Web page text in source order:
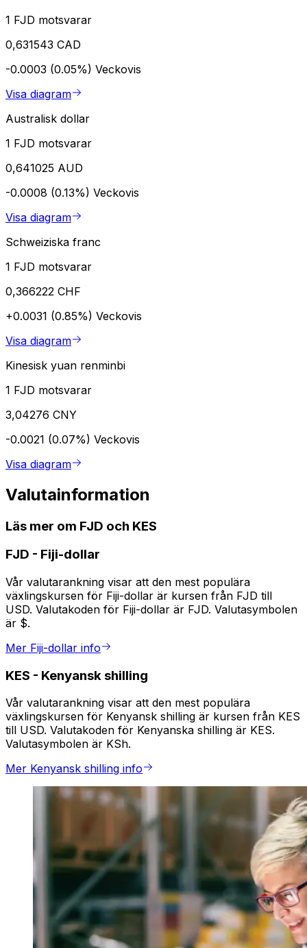
1 FJD motsvarar
0,631543 CAD
-0.0003 (0.05%) Veckovis
Visa diagram
Australisk dollar
1 FJD motsvarar
0,641025 AUD
-0.0008 (0.13%) Veckovis
Visa diagram
Schweiziska franc
1 FJD motsvarar
0,366222 CHF
+0.0031 (0.85%) Veckovis
Visa diagram
Kinesisk yuan renminbi
1 FJD motsvarar
3,04276 CNY
-0.0021 (0.07%) Veckovis
Visa diagram
Valutainformation
Läs mer om FJD och KES
FJD - Fiji-dollar
Vår valutarankning visar att den mest populära
växlingskursen för Fiji-dollar är kursen från FJD till
USD. Valutakoden för Fiji-dollar är FJD. Valutasymbolen
är $.
Mer Fiji-dollar info
KES - Kenyansk shilling
Vår valutarankning visar att den mest populära
växlingskursen för Kenyansk shilling är kursen från KES
till USD. Valutakoden för Kenyanska shilling är KES.
Valutasymbolen är KSh.
Mer Kenyansk shilling info